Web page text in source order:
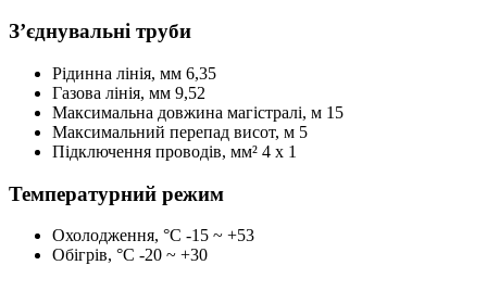
З’єднувальні труби
Рідинна лінія, мм 6,35
Газова лінія, мм 9,52
Максимальна довжина магістралі, м 15
Максимальний перепад висот, м 5
Підключення проводів, мм² 4 x 1
Температурний режим
Охолодження, °С -15 ~ +53
Обігрів, °С -20 ~ +30